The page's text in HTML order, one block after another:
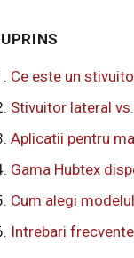
Ce este un
Stivuitor lateral
Aplicatii pentru
Gama Hubtex
Cum alegi
Intrebari frecvente